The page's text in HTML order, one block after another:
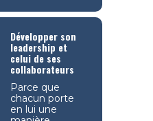
Développer son
leadership et
celui de ses
collaborateurs
Parce que
chacun porte
en lui une